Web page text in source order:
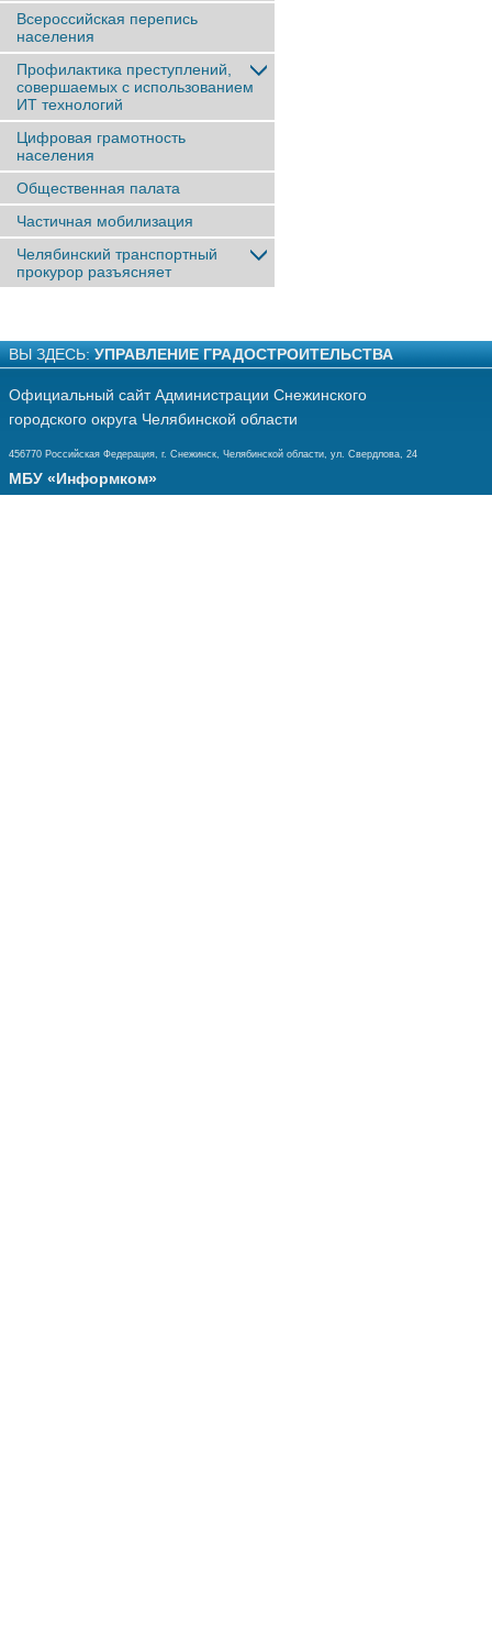
Всероссийская перепись
населения
Профилактика преступлений,
совершаемых с использованием
ИТ технологий
Цифровая грамотность
населения
Общественная палата
Частичная мобилизация
Челябинский транспортный
прокурор разъясняет
ВЫ ЗДЕСЬ: УПРАВЛЕНИЕ ГРАДОСТРОИТЕЛЬСТВА
Официальный сайт Администрации Снежинского
городского округа Челябинской области
456770 Российская Федерация, г. Снежинск, Челябинской области, ул. Свердлова, 24
МБУ «Информком»